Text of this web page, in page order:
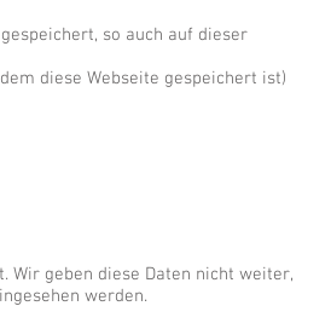
so auch auf dieser
diese Webseite gespeichert ist)
Wir geben diese Daten nicht weiter,
werden.